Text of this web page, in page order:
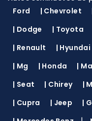
Ford
| Chevrolet
| Dodge | Toyota
| Renault | Hyundai
| Mg | Honda |
| Seat | Chirey |
| Cupra | Jeep |